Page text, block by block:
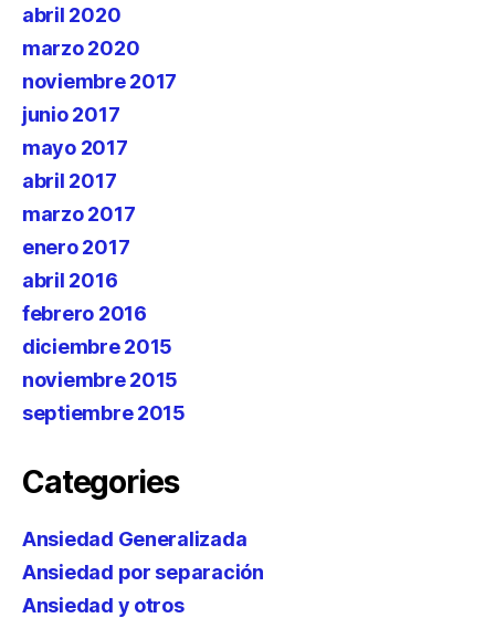
abril 2020
marzo 2020
noviembre 2017
junio 2017
mayo 2017
abril 2017
marzo 2017
enero 2017
abril 2016
febrero 2016
diciembre 2015
noviembre 2015
septiembre 2015
Categories
Ansiedad Generalizada
Ansiedad por separación
Ansiedad y otros